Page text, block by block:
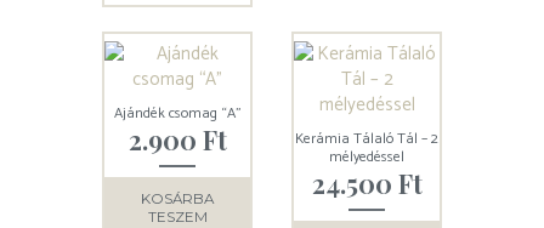
Ajándék csomag “A”
2.900 Ft
KOSÁRBA
TESZEM
Kerámia Tálaló Tál – 2
mélyedéssel
24.500 Ft